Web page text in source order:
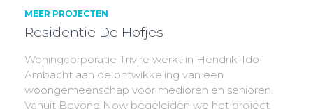
MEER PROJECTEN
Residentie De Hofjes
Woningcorporatie Trivire werkt in Hendrik-Ido-
Ambacht aan de ontwikkeling van een
woongemeenschap voor medioren en senioren.
Vanuit Beyond Now begeleiden we het project